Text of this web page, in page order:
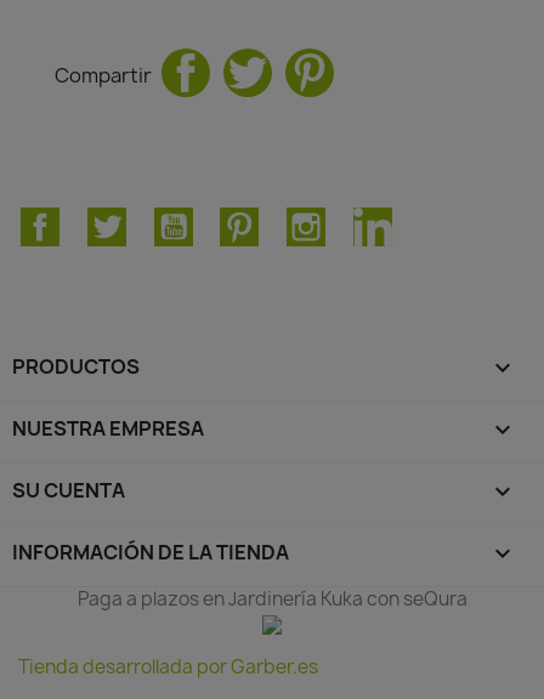
Compartir
FacebookTwitter YouTube PinterestInstagramLinkedIn
PRODUCTOS 
NUESTRA EMPRESA 
SU CUENTA 
INFORMACIÓN DE LA TIENDA keyboard_arrow_down
Paga a plazos en Jardinería Kuka con seQura
Tienda desarrollada por Garber.es